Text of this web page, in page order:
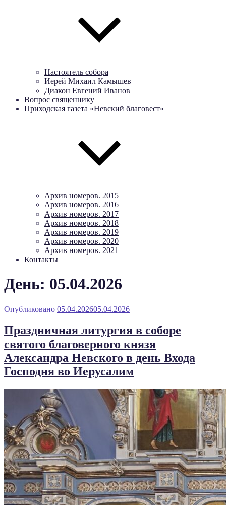
Настоятель собора
Иерей Михаил Камышев
Диакон Евгений Иванов
Вопрос священнику
Приходская газета «Невский благовест»
Архив номеров. 2015
Архив номеров. 2016
Архив номеров. 2017
Архив номеров. 2018
Архив номеров. 2019
Архив номеров. 2020
Архив номеров. 2021
Контакты
День: 05.04.2026
Опубликовано 05.04.202605.04.2026
Праздничная литургия в соборе
святого благоверного князя
Александра Невского в день Входа
Господня во Иерусалим